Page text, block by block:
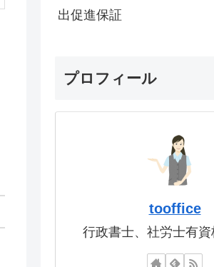
出促進保証
プロフィール
tooffice
行政書士、社労士有資